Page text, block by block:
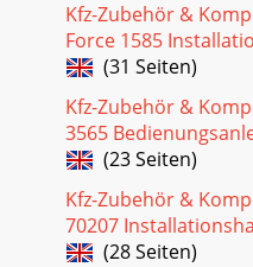
Seite 30
IGNITION &
Seite 31
37IGNITION &
Seite 32
IGNITION &
Kfz-Zubehör &
Force 1585
(31 Seiten)
Kfz-Zubehör &
3565
(23 Seiten)
Kfz-Zubehör &
70207
(28 Seiten)